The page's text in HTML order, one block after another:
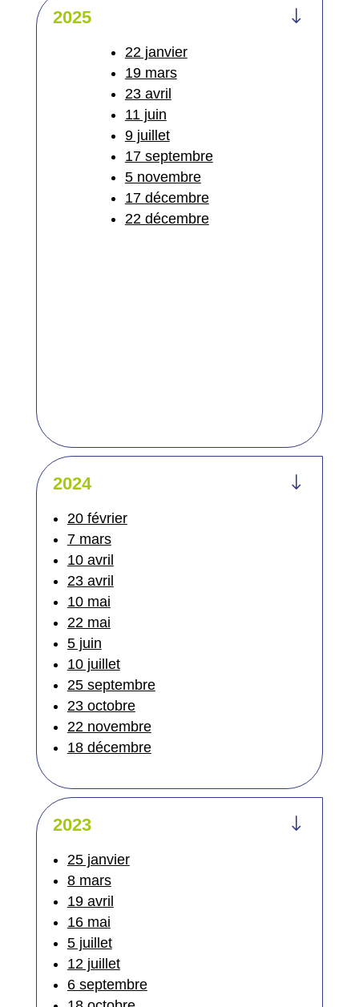
2025 "
22 janvier
19 mars
23 avril
11 juin
9 juillet
17 septembre
5 novembre
17 décembre
22 décembre
2024 "
20 février
7 mars
10 avril
23 avril
10 mai
22 mai
5 juin
10 juillet
25 septembre
23 octobre
22 novembre
18 décembre
2023 "
25 janvier
8 mars
19 avril
16 mai
5 juillet
12 juillet
6 septembre